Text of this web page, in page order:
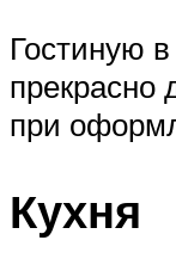
Гостиную
прекрасно
при
Кухня